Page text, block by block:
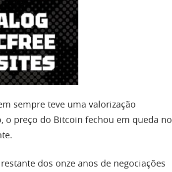
sempre teve uma valorização
o preço do Bitcoin fechou em queda no
dos onze anos de negociações